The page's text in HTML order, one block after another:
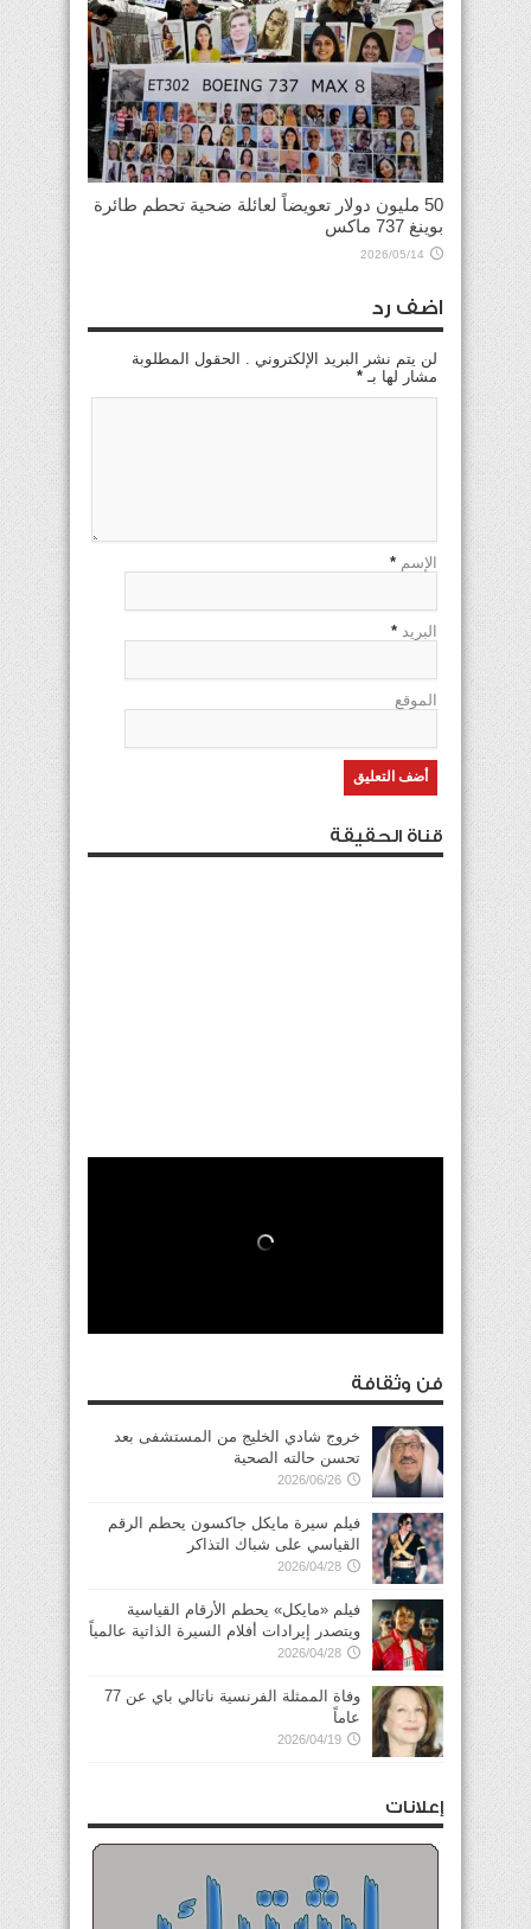
50 مليون دولار تعويضاً لعائلة ضحية تحطم طائرة
بوينغ 737 ماكس
2026/05/14
اضف رد
لن يتم نشر البريد الإلكتروني . الحقول المطلوبة
مشار لها بـ *
الإسم *
البريد *
الموقع
قناة الحقيقة
فن وثقافة
خروج شادي الخليج من المستشفى بعد
تحسن حالته الصحية
2026/06/26
فيلم سيرة مايكل جاكسون يحطم الرقم
القياسي على شباك التذاكر
2026/04/28
فيلم «مايكل» يحطم الأرقام القياسية
ويتصدر إيرادات أفلام السيرة الذاتية عالمياً
2026/04/28
وفاة الممثلة الفرنسية ناتالي باي عن 77
عاماً
2026/04/19
إعلانات